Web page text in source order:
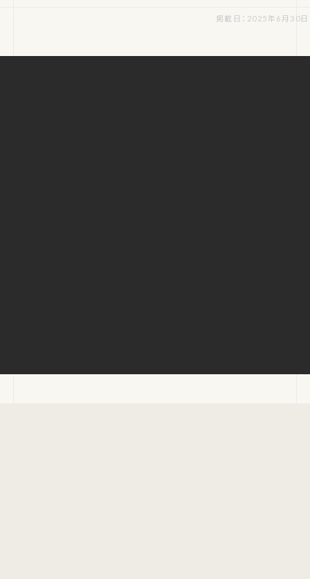
掲載日：2025年6月30日